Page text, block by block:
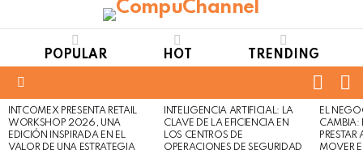
POPULAR HOT TRENDING
LATEST
STORIES
INTCOMEX PRESENTA RETAIL
WORKSHOP 2026, UNA
EDICIÓN INSPIRADA EN EL
VALOR DE UNA ESTRATEGIA
INTELIGENCIA ARTIFICIAL: LA
CLAVE DE LA EFICIENCIA EN
LOS CENTROS DE
OPERACIONES DE SEGURIDAD
EL
CAMBIA:
MOVER